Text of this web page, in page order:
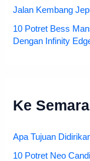
Jalan Kembang
10 Potret Bess
Dengan Infinity
Ke
Apa Tujuan
10 Potret Neo